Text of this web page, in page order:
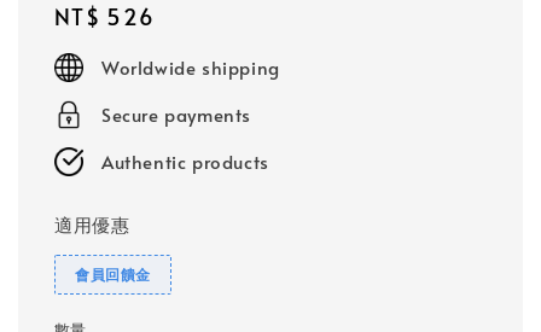
Regular
price
NT$ 526
Worldwide shipping
Secure payments
Authentic products
適用優惠
會員回饋金